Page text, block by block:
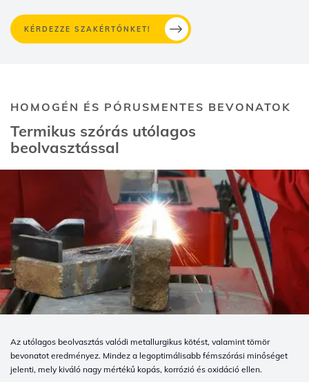
KÉRDEZZE SZAKÉRTŐNKET!
HOMOGÉN ÉS PÓRUSMENTES BEVONATOK
Termikus szórás utólagos
beolvasztással
Az utólagos beolvasztás valódi metallurgikus kötést, valamint tömör
bevonatot eredményez. Mindez a legoptimálisabb fémszórási minőséget
jelenti, mely kiváló nagy mértékű kopás, korrózió és oxidáció ellen.